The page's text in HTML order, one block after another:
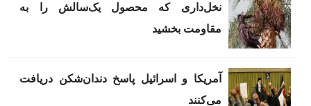
نخل‌داری که محصول یک‌سالش را به
مقاومت بخشید
آمریکا و اسرائیل پاسخ دندان‌شکن دریافت
می‌کنند